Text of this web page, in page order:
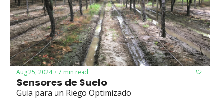
Aug 25, 2024 • 7 min read
Sensores de Suelo
Guía para un Riego Optimizado